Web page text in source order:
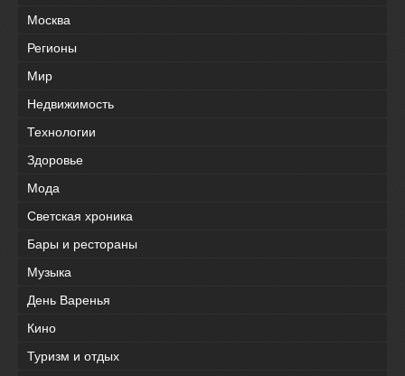
Москва
Регионы
Мир
Недвижимость
Технологии
Здоровье
Мода
Светская хроника
Бары и рестораны
Музыка
День Варенья
Кино
Туризм и отдых